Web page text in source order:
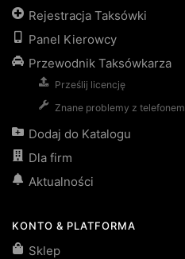
Rejestracja Taksówki
Panel Kierowcy
Przewodnik Taksówkarza
Prześlij licencję
Znane problemy z telefonem
Dodaj do Katalogu
Dla firm
Aktualności
KONTO & PLATFORMA
Sklep